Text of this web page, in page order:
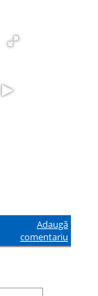
Adaugă
comentariu